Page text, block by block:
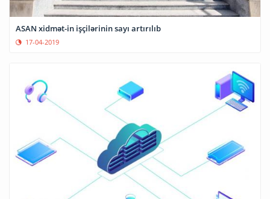
ASAN xidmət-in işçilərinin sayı artırılıb
17-04-2019